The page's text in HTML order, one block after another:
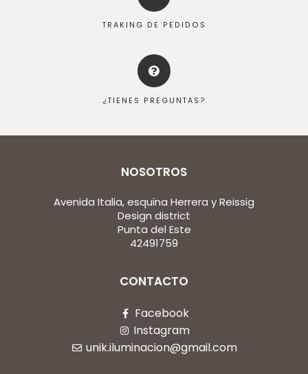
TRAKING DE PEDIDOS
¿TIENES PREGUNTAS?
NOSOTROS
Avenida Italia, esquina Herrera y Reissig
Design district
Punta del Este
42491759
CONTACTO
Facebook
Instagram
unik.iluminacion@gmail.com